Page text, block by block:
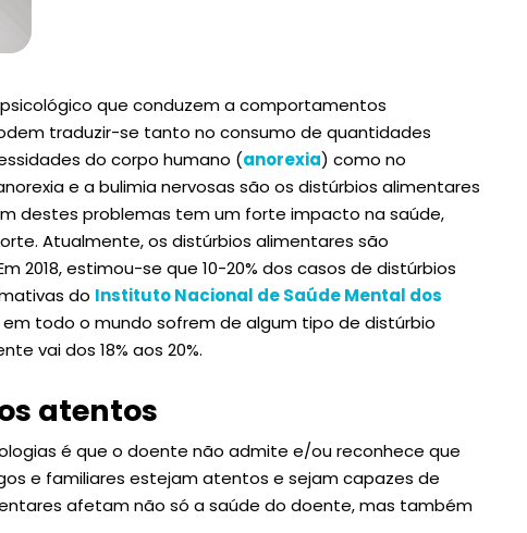
que conduzem a comportamentos
traduzir-se tanto no consumo de quantidades
do corpo humano (anorexia) como no
e a bulimia nervosas são os distúrbios alimentares
destes problemas tem um forte impacto na saúde,
Atualmente, os distúrbios alimentares são
2018, estimou-se que 10-20% dos casos de distúrbios
do Instituto Nacional de Saúde Mental dos
em todo o mundo sofrem de algum tipo de distúrbio
vai dos 18% aos 20%.
atentos
é que o doente não admite e/ou reconhece que
e familiares estejam atentos e sejam capazes de
afetam não só a saúde do doente, mas também